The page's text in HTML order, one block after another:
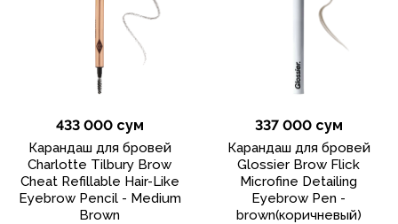
433 000 сум
Карандаш для бровей
Charlotte Tilbury Brow
Cheat Refillable Hair-Like
Eyebrow Pencil - Medium
Brown
337 000 сум
Карандаш для бровей
Glossier Brow Flick
Microfine Detailing
Eyebrow Pen -
brown(коричневый)